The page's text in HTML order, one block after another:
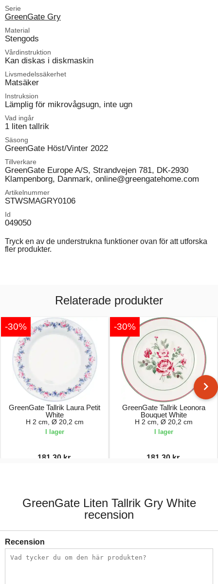
Serie
GreenGate Gry
Material
Stengods
Vårdinstruktion
Kan diskas i diskmaskin
Livsmedelssäkerhet
Matsäker
Instruksion
Lämplig för mikrovågsugn, inte ugn
Vad ingår
1 liten tallrik
Säsong
GreenGate Höst/Vinter 2022
Tillverkare
GreenGate Europe A/S, Strandvejen 781, DK-2930
Klampenborg, Danmark, online@greengatehome.com
Artikelnummer
STWSMAGRY0106
Id
049050
Tryck en av de understrukna funktioner ovan för att utforska
fler produkter.
Relaterade produkter
-30%
GreenGate Tallrik Laura Petit
White
H 2 cm, Ø 20,2 cm
I lager
181,30 kr.
-30%
GreenGate Tallrik Leonora
Bouquet White
H 2 cm, Ø 20,2 cm
I lager
181,30 kr.
GreenGate Liten Tallrik Gry White
recension
Recension